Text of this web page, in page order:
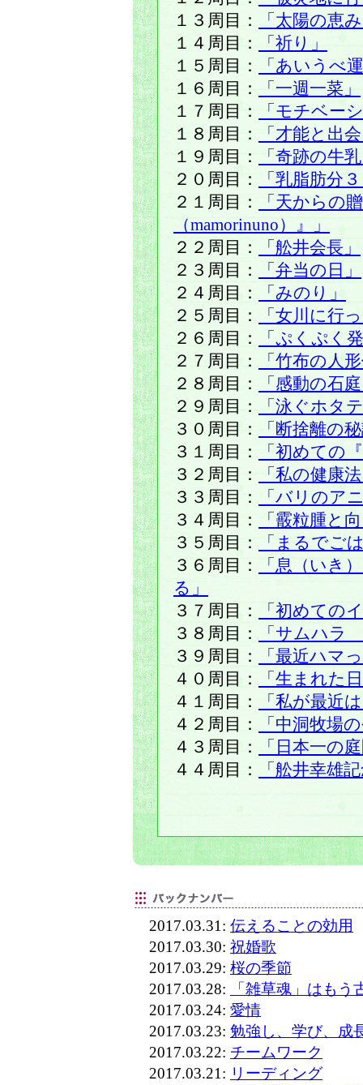
１３周目：
「太陽の恵
１４周目：
「祈り」
１５周目：
「あいうべ
１６周目：
「一週一菜」
１７周目：
「モチベー
１８周目：
「才能と出
１９周目：
「奇跡の牛
２０周目：
「乳脂肪分
２１周目：
「天からの
（mamorinuno）』」
２２周目：
「舩井会長」
２３周目：
「弁当の日」
２４周目：
「みのり」
２５周目：
「女川に行
２６周目：
「ぷくぷく
２７周目：
「竹布の人
２８周目：
「感動の石
２９周目：
「泳ぐホタ
３０周目：
「断捨離の
３１周目：
「初めての
３２周目：
「私の健康
３３周目：
「バリのア
３４周目：
「霰粒腫と
３５周目：
「まるでご
３６周目：
「息（いき
る」
３７周目：
「初めての
３８周目：
「サムハラ
３９周目：
「最近ハマ
４０周目：
「生まれた
４１周目：
「私が最近
４２周目：
「中洞牧場
４３周目：
「日本一の
４４周目：
「舩井幸雄
2017.03.31: 伝えることの効用
2017.03.30: 祝婚歌
2017.03.29: 桜の季節
2017.03.28:
「雑草魂」はもう
2017.03.24: 愛情
2017.03.23: 勉強し、学び、成
2017.03.22: チームワーク
2017.03.21: リーディング